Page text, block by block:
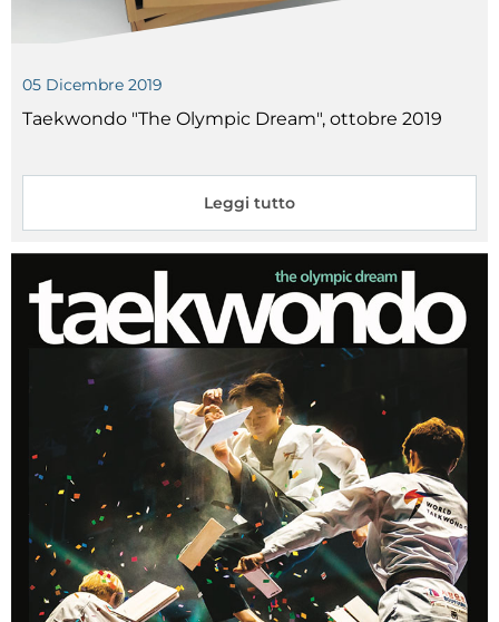
05 Dicembre 2019
Taekwondo "The Olympic Dream", ottobre 2019
Leggi tutto